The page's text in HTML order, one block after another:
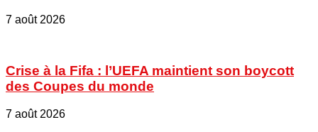
7 août 2026
Crise à la Fifa : l’UEFA maintient son boycott
des Coupes du monde
7 août 2026